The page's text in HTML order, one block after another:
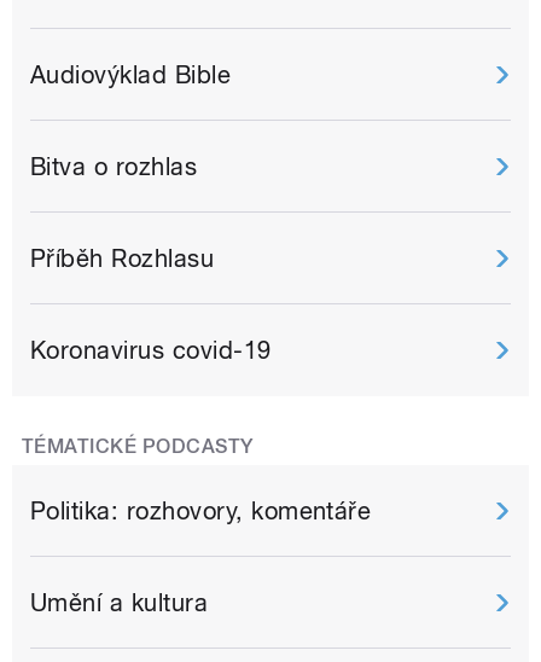
Audiovýklad Bible
Bitva o rozhlas
Příběh Rozhlasu
Koronavirus covid-19
TÉMATICKÉ PODCASTY
Politika: rozhovory, komentáře
Umění a kultura